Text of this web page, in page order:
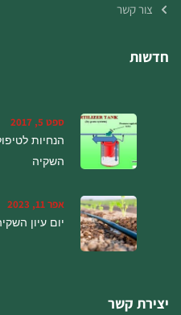
צור קשר
חדשות
ספט 5, 2017
הנחיות
השקיה
אפר 11, 2023
יום עיון השקיה
יצירת קשר